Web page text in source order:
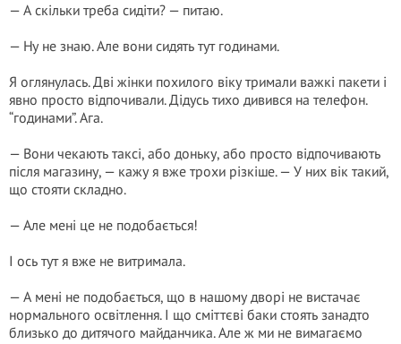
— А скільки треба сидіти? — питаю.
— Ну не знаю. Але вони сидять тут годинами.
Я оглянулась. Дві жінки похилого віку тримали важкі пакети і
явно просто відпочивали. Дідусь тихо дивився на телефон.
“годинами”. Ага.
— Вони чекають таксі, або доньку, або просто відпочивають
після магазину, — кажу я вже трохи різкіше. — У них вік такий,
що стояти складно.
— Але мені це не подобається!
І ось тут я вже не витримала.
— А мені не подобається, що в нашому дворі не вистачає
нормального освітлення. І що сміттєві баки стоять занадто
близько до дитячого майданчика. Але ж ми не вимагаємо